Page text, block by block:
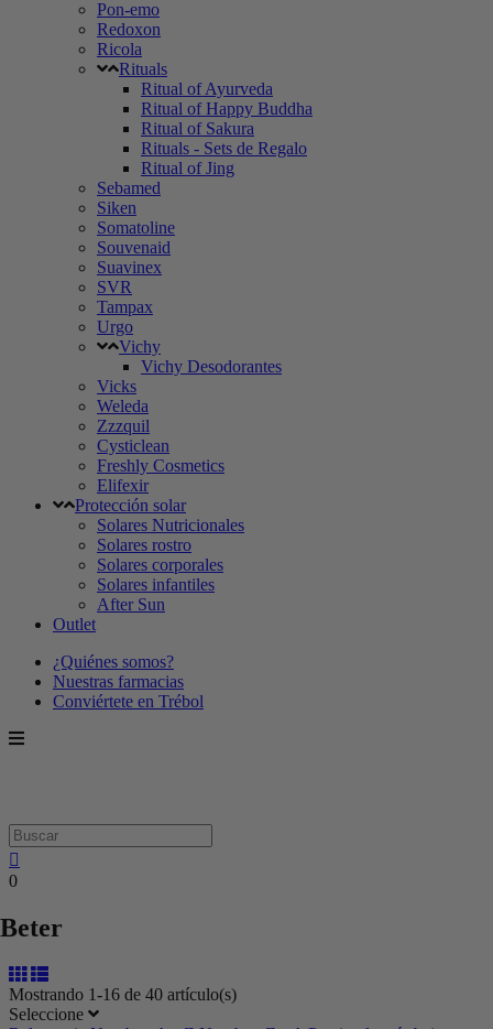
Pon-emo
Redoxon
Ricola
Rituals
Ritual of Ayurveda
Ritual of Happy Buddha
Ritual of Sakura
Rituals - Sets de Regalo
Ritual of Jing
Sebamed
Siken
Somatoline
Souvenaid
Suavinex
SVR
Tampax
Urgo
Vichy
Vichy Desodorantes
Vicks
Weleda
Zzzquil
Cysticlean
Freshly Cosmetics
Elifexir
Protección solar
Solares Nutricionales
Solares rostro
Solares corporales
Solares infantiles
After Sun
Outlet
¿Quiénes somos?
Nuestras farmacias
Conviértete en Trébol
0
Beter
Mostrando 1-16 de 40 artículo(s)
Seleccione